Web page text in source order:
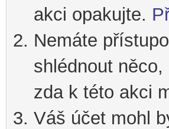
akci opakujte.
Nemáte
shlédnout
zda k této akci
Váš účet mohl